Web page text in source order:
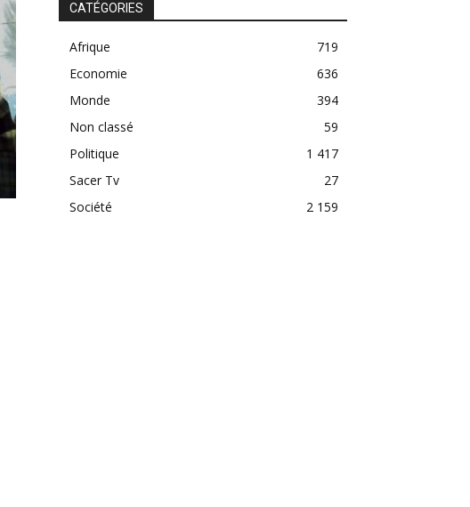
CATÉGORIES
Afrique
719
Economie
636
Monde
394
Non classé
59
Politique
1 417
Sacer Tv
27
Société
2 159